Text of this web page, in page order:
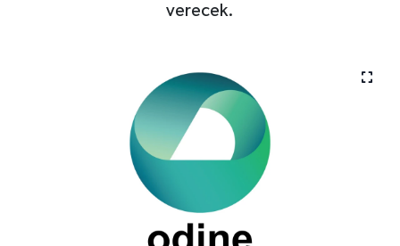
verecek.
BIST 100 Isı Haritası
Coin Isı Haritası
Ekonomik Takvim